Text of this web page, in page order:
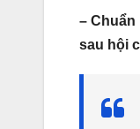
–
sau hội